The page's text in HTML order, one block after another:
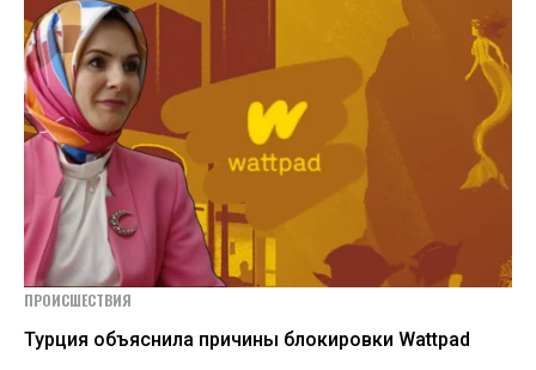
ПРОИСШЕСТВИЯ
Турция объяснила причины блокировки Wattpad